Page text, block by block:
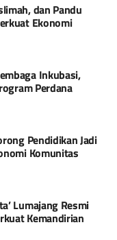
dan Pandu
Ekonomi
Inkubasi,
Perdana
Pendidikan Jadi
Komunitas
Lumajang Resmi
Kemandirian